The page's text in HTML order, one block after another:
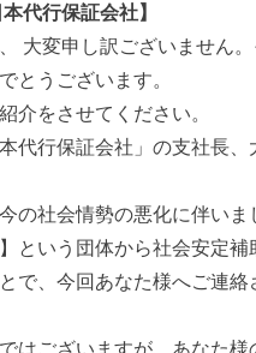
代行保証会社】
大変申し訳ございません
とうございます。
介をさせてください。
代行保証会社」の支社長、
の社会情勢の悪化に伴いま
という団体から社会安定補
で、今回あなた様へご連絡
はございますが、あなた様